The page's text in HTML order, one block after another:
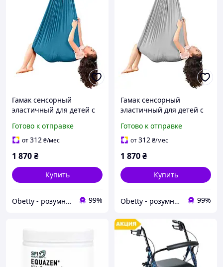
Гамак сенсорный
эластичный для детей с
Темно-зелений от Obetty
(104-493)
Готово к отправке
от312₴/мес
1 870₴
Купить
Obetty - розумна дитина 99%
Гамак сенсорный
эластичный для детей с
Серый от Obetty (104-493)
Готово к отправке
от312₴/мес
1 870₴
Купить
Obetty - розумна дитина 99%